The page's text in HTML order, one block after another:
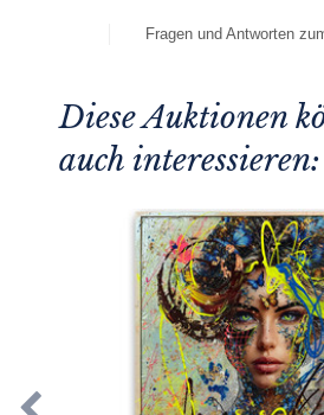
Fragen und Antworten
Diese Auktionen
auch interessieren: